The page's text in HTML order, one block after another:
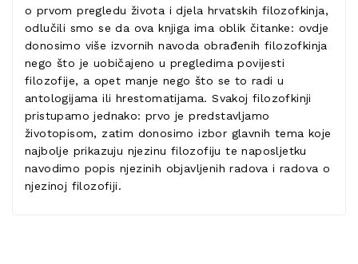
o prvom pregledu života i djela hrvatskih filozofkinja,
odlučili smo se da ova knjiga ima oblik čitanke: ovdje
donosimo više izvornih navoda obrađenih filozofkinja
nego što je uobičajeno u pregledima povijesti
filozofije, a opet manje nego što se to radi u
antologijama ili hrestomatijama. Svakoj filozofkinji
pristupamo jednako: prvo je predstavljamo
životopisom, zatim donosimo izbor glavnih tema koje
najbolje prikazuju njezinu filozofiju te naposljetku
navodimo popis njezinih objavljenih radova i radova o
njezinoj filozofiji.